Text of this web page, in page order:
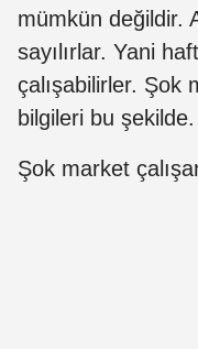
mümkün değildir.
sayılırlar. Yani
çalışabilirler. Şok
bilgileri bu şekilde.
Şok market